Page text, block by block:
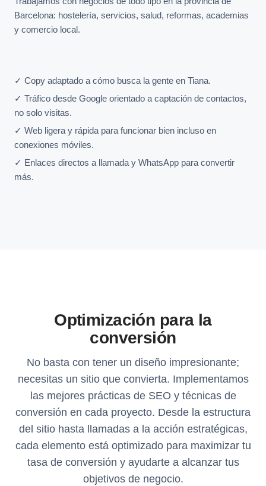
Barcelona: hostelería, servicios, salud, reformas, academias
y comercio local.
✓ Copy adaptado a cómo busca la gente en Tiana.
✓ Tráfico desde Google orientado a captación de contactos,
no solo visitas.
✓ Web ligera y rápida para funcionar bien incluso en
conexiones móviles.
✓ Enlaces directos a llamada y WhatsApp para convertir
más.
Optimización para la
conversión
No basta con tener un diseño impresionante;
necesitas un sitio que convierta. Implementamos
las mejores prácticas de SEO y técnicas de
conversión en cada proyecto. Desde la estructura
del sitio hasta llamadas a la acción estratégicas,
cada elemento está optimizado para maximizar tu
tasa de conversión y ayudarte a alcanzar tus
objetivos de negocio.